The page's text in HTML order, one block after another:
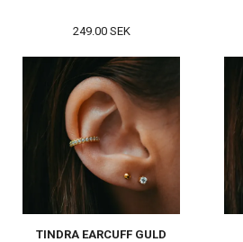
249.00 SEK
TINDRA EARCUFF GULD